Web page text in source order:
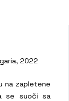
2022
na zapletene
se suoči sa